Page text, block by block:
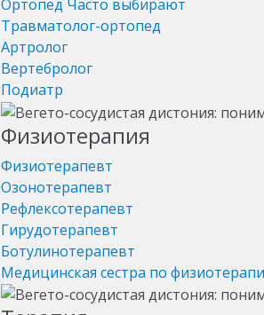
Ортопед Часто выбирают
Травматолог-ортопед
Артролог
Вертебролог
Подиатр
Физиотерапия
Физиотерапевт
Озонотерапевт
Рефлексотерапевт
Гирудотерапевт
Ботулинотерапевт
Медицинская сестра по